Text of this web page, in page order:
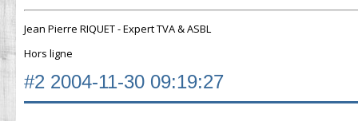
Jean Pierre RIQUET - Expert TVA & ASBL
Hors ligne
#2 2004-11-30 09:19:27